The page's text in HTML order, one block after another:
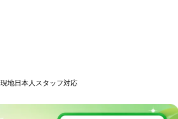
現地日本人スタッフ対応